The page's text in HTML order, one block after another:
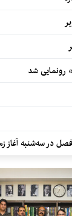
رونمایی شد
فصل در سه‌شنبه آغاز